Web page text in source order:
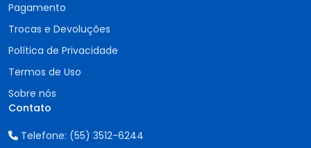
Pagamento
Trocas e Devoluções
Política de Privacidade
Termos de Uso
Sobre nós
Contato
Telefone: (55) 3512-6244